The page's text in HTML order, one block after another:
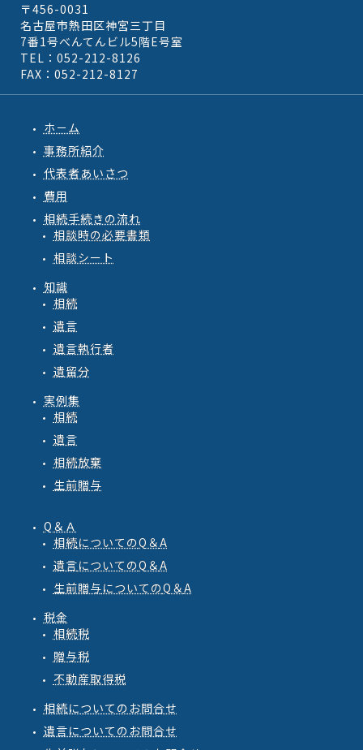
〒456-0031
名古屋市熱田区神宮三丁目
7番1号べんてんビル5階E号室
TEL：052-212-8126
FAX：052-212-8127
ホ－ム
事務所紹介
代表者あいさつ
費用
相続手続きの流れ
相談時の必要書類
相談シート
知識
相続
遺言
遺言執行者
遺留分
実例集
相続
遺言
相続放棄
生前贈与
Q＆Ａ
相続についてのQ ＆A
遺言についてのQ ＆A
生前贈与についてのQ ＆A
税金
相続税
贈与税
不動産取得税
相続についてのお問合せ
遺言についてのお問合せ